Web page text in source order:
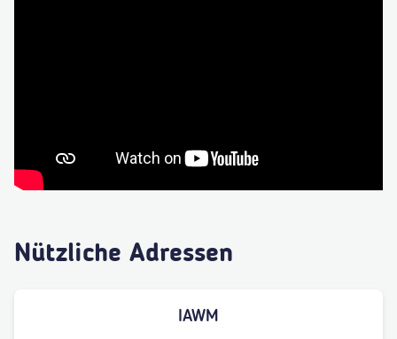
Nützliche Adressen
IAWM